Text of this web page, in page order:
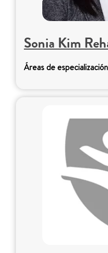
Sonia Kim
Áreas de